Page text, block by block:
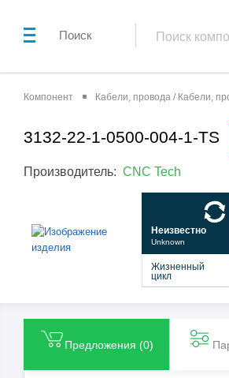
Поиск
Компонент Кабели, провода / Кабели,
3132-22-1-0500-004-1-TS
Производитель: CNC Tech
Предложения (0)